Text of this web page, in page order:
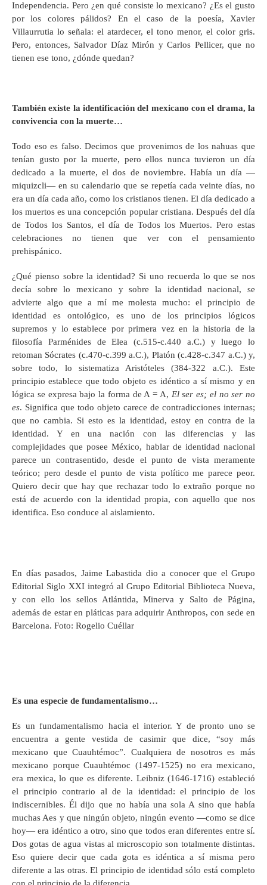
Independencia. Pero ¿en qué consiste lo mexicano? ¿Es el gusto
por los colores pálidos? En el caso de la poesía, Xavier
Villaurrutia lo señala: el atardecer, el tono menor, el color gris.
Pero, entonces, Salvador Díaz Mirón y Carlos Pellicer, que no
tienen ese tono, ¿dónde quedan?
También existe la identificación del mexicano con el drama, la
convivencia con la muerte…
Todo eso es falso. Decimos que provenimos de los nahuas que
tenían gusto por la muerte, pero ellos nunca tuvieron un día
dedicado a la muerte, el dos de noviembre. Había un día —
miquizcli— en su calendario que se repetía cada veinte días, no
era un día cada año, como los cristianos tienen. El día dedicado a
los muertos es una concepción popular cristiana. Después del día
de Todos los Santos, el día de Todos los Muertos. Pero estas
celebraciones no tienen que ver con el pensamiento
prehispánico.
¿Qué pienso sobre la identidad? Si uno recuerda lo que se nos
decía sobre lo mexicano y sobre la identidad nacional, se
advierte algo que a mí me molesta mucho: el principio de
identidad es ontológico, es uno de los principios lógicos
supremos y lo establece por primera vez en la historia de la
filosofía Parménides de Elea (c.515-c.440 a.C.) y luego lo
retoman Sócrates (c.470-c.399 a.C.), Platón (c.428-c.347 a.C.) y,
sobre todo, lo sistematiza Aristóteles (384-322 a.C.). Este
principio establece que todo objeto es idéntico a sí mismo y en
lógica se expresa bajo la forma de A = A, El ser es; el no ser no
es. Significa que todo objeto carece de contradicciones internas;
que no cambia. Si esto es la identidad, estoy en contra de la
identidad. Y en una nación con las diferencias y las
complejidades que posee México, hablar de identidad nacional
parece un contrasentido, desde el punto de vista meramente
teórico; pero desde el punto de vista político me parece peor.
Quiero decir que hay que rechazar todo lo extraño porque no
está de acuerdo con la identidad propia, con aquello que nos
identifica. Eso conduce al aislamiento.
En días pasados, Jaime Labastida dio a conocer que el Grupo
Editorial Siglo XXI integró al Grupo Editorial Biblioteca Nueva,
y con ello los sellos Atlántida, Minerva y Salto de Página,
además de estar en pláticas para adquirir Anthropos, con sede en
Barcelona. Foto: Rogelio Cuéllar
Es una especie de fundamentalismo…
Es un fundamentalismo hacia el interior. Y de pronto uno se
encuentra a gente vestida de casimir que dice, “soy más
mexicano que Cuauhtémoc”. Cualquiera de nosotros es más
mexicano porque Cuauhtémoc (1497-1525) no era mexicano,
era mexica, lo que es diferente. Leibniz (1646-1716) estableció
el principio contrario al de la identidad: el principio de los
indiscernibles. Él dijo que no había una sola A sino que había
muchas Aes y que ningún objeto, ningún evento —como se dice
hoy— era idéntico a otro, sino que todos eran diferentes entre sí.
Dos gotas de agua vistas al microscopio son totalmente distintas.
Eso quiere decir que cada gota es idéntica a sí misma pero
diferente a las otras. El principio de identidad sólo está completo